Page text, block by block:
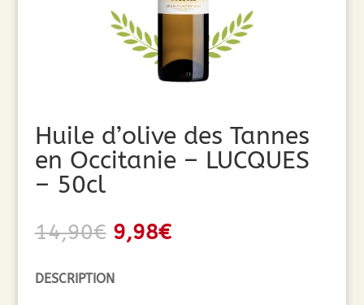
Huile d’olive des Tannes
en Occitanie – LUCQUES
– 50cl
14,90€ Le
initial
9,98€Le
DESCRIPTION